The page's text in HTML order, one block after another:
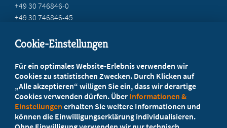
+49 30 746846-0
+49 30 746846-45
Ihr Landesverband berät Sie!
Ansprechpartner
Cookie-Einstellungen
Für ein optimales Website-Erlebnis verwenden wir
Cookies zu statistischen Zwecken. Durch Klicken auf
„Alle akzeptieren“ willigen Sie ein, dass wir derartige
Cookies verwenden dürfen. Über Informationen &
Einstellungen erhalten Sie weitere Informationen und
können die Einwilligungserklärung individualisieren.